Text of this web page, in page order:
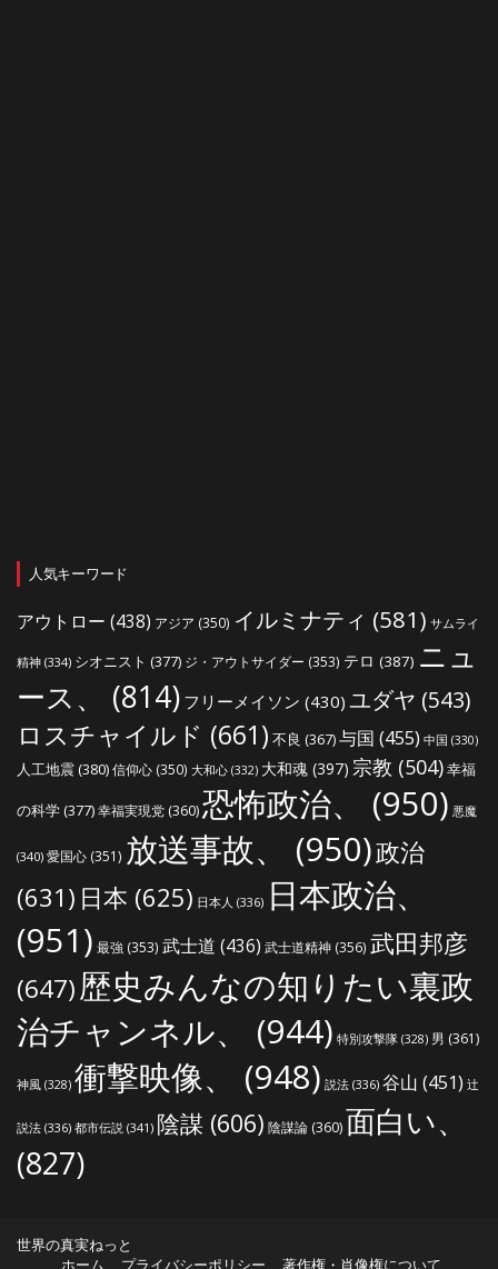
人気キーワード
アウトロー (438) アジア (350) イルミナティ (581) サムライ
精神 (334) シオニスト (377) ジ・アウトサイダー (353) テロ (387) ニュ
ース、
(814) フリーメイソン (430) ユダヤ (543)
ロスチャイルド (661) 不良 (367)与国 (455) 中国 (330)
人工地震(380)信仰心 (350) 大和心 (332) 大和魂 (397) 宗教 (504)幸福
の科学(377)幸福実現党 (360)恐怖政治、 (950) 悪魔
(340) 愛国心 (351) 放送事故、 (950)政治
(631) 日本 (625) 日本人 (336) 日本政治、
(951) 最強 (353) 武士道 (436) 武士道精神 (356) 武田邦彦
(647)歴史みんなの知りたい裏政
治チャンネル、
(944) 特別攻撃隊 (328) 男 (361)
神風 (328) 衝撃映像、 (948) 説法 (336) 谷山 (451) 辻
説法 (336) 都市伝説 (341) 陰謀 (606) 陰謀論 (360)面白い、
(827)
世界の真実ねっと
ホーム
プライバシーポリシー 著作権・肖像権について